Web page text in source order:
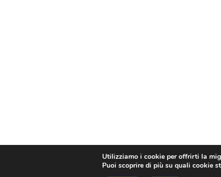
Utilizziamo i cookie per offrirti la
Puoi scoprire di più su quali cookie